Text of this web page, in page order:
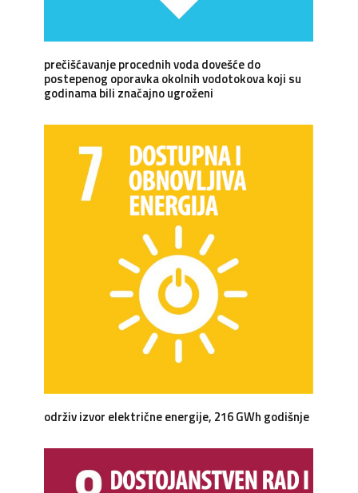
prečišćavanje procednih voda dovešće do
postepenog oporavka okolnih vodotokova koji su
godinama bili značajno ugroženi
održiv izvor električne energije, 216 GWh godišnje